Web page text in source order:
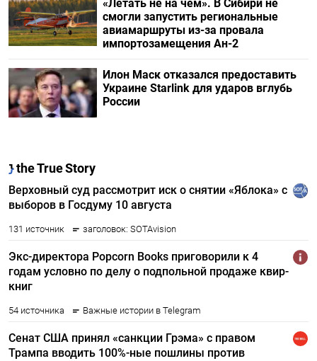
«Летать не на чем». В Сибири не
смогли запустить региональные
авиамаршруты из-за провала
импортозамещения Ан-2
Илон Маск отказался предоставить
Украине Starlink для ударов вглубь
России